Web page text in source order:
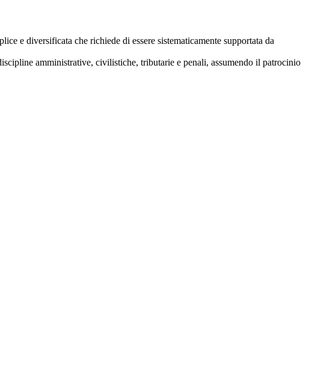
e diversificata che richiede di essere sistematicamente supportata da
amministrative, civilistiche, tributarie e penali, assumendo il patrocinio